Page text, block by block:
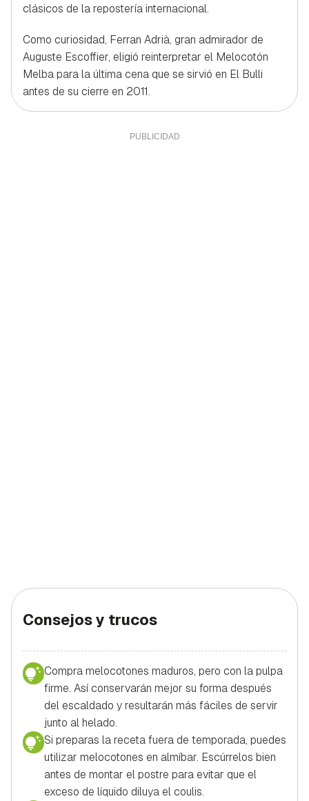
clásicos de la repostería internacional.
Como curiosidad, Ferran Adrià, gran admirador de
Auguste Escoffier, eligió reinterpretar el Melocotón
Melba para la última cena que se sirvió en El Bulli
antes de su cierre en 2011.
Consejos y trucos
Compra melocotones maduros, pero con la pulpa
firme. Así conservarán mejor su forma después
del escaldado y resultarán más fáciles de servir
junto al helado.
Si preparas la receta fuera de temporada, puedes
utilizar melocotones en almíbar. Escúrrelos bien
antes de montar el postre para evitar que el
exceso de líquido diluya el coulis.